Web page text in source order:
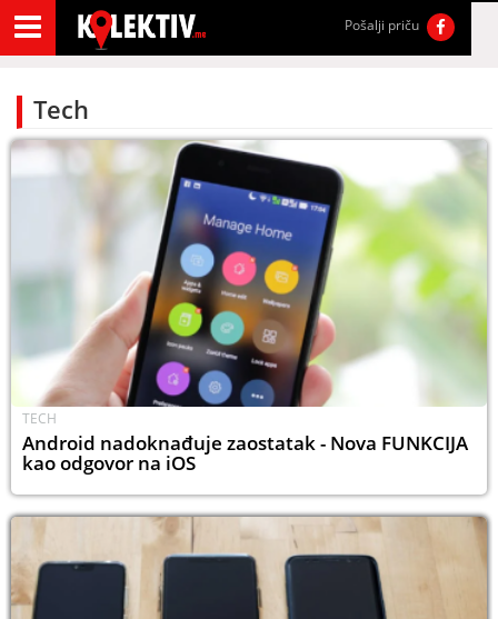
Pošalji priču
Tech
TECH
Android nadoknađuje zaostatak - Nova FUNKCIJA
kao odgovor na iOS